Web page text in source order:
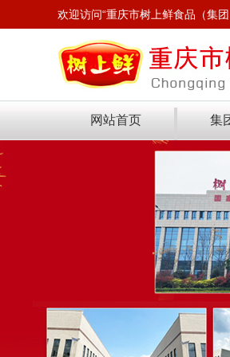
欢迎访问“重庆市树上鲜食品（集
网站首页 集